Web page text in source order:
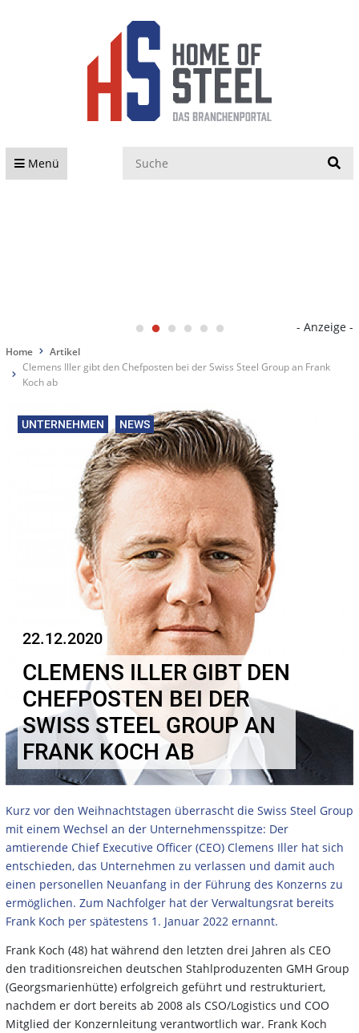
Menü
- Anzeige -
Home
Artikel
Clemens Iller gibt den Chefposten bei der Swiss Steel Group an Frank
Koch ab
UNTERNEHMEN NEWS
22.12.2020
CLEMENS ILLER GIBT DEN
CHEFPOSTEN BEI DER
SWISS STEEL GROUP AN
FRANK KOCH AB
Kurz vor den Weihnachtstagen überrascht die Swiss Steel Group
mit einem Wechsel an der Unternehmensspitze: Der
amtierende Chief Executive Officer (CEO) Clemens Iller hat sich
entschieden, das Unternehmen zu verlassen und damit auch
einen personellen Neuanfang in der Führung des Konzerns zu
ermöglichen. Zum Nachfolger hat der Verwaltungsrat bereits
Frank Koch per spätestens 1. Januar 2022 ernannt.
Frank Koch (48) hat während den letzten drei Jahren als CEO
den traditionsreichen deutschen Stahlproduzenten GMH Group
(Georgsmarienhütte) erfolgreich geführt und restrukturiert,
nachdem er dort bereits ab 2008 als CSO/Logistics und COO
Mitglied der Konzernleitung verantwortlich war. Frank Koch